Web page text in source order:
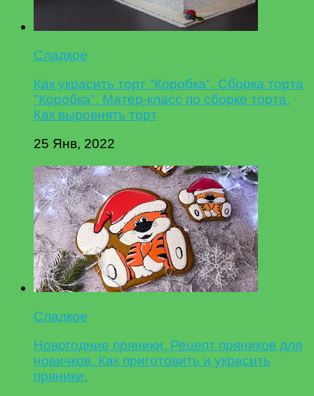
Сладкое
Как украсить торт "Коробка". Сборка торта
"Коробка". Матер-класс по сборке торта.
Как выровнять торт
25 Янв, 2022
Сладкое
Новогодние пряники. Рецепт пряников для
новичков. Как приготовить и украсить
пряники.